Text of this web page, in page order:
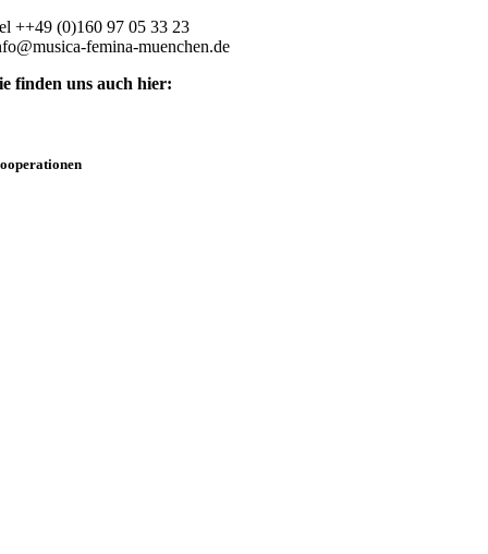
++49 (0)160 97 05 33 23
femina-muenchen.de
finden uns auch hier: